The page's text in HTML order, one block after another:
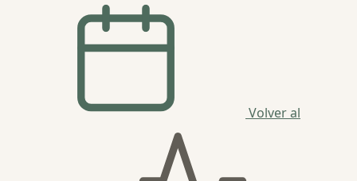
Volver al